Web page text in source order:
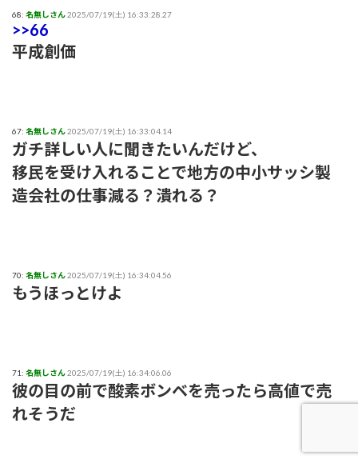
68: 名無しさん2025/07/19(土) 16:33:28.27
>>66
平成創価
67: 名無しさん2025/07/19(土) 16:33:04.14
ガチ詳しい人に聞きたいんだけど、
移民を受け入れることで地方の中小サッシ製
造会社の仕事減る？潰れる？
70: 名無しさん2025/07/19(土) 16:34:04.56
もうほっとけよ
71: 名無しさん2025/07/19(土) 16:34:06.06
彼の目の前で酸素ボンベを売ったら高値で売
れそうだ